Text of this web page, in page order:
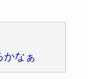
かなぁ